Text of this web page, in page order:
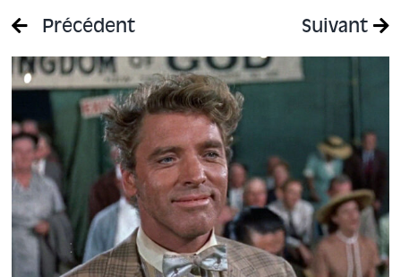
Précédent Suivant